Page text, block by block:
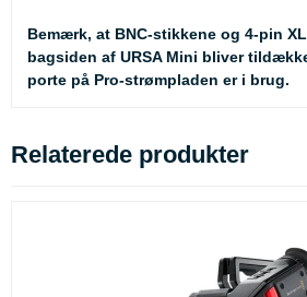
Bemærk, at BNC-stikkene og 4-pin
bagsiden af URSA Mini bliver
porte på Pro-strømpladen er i brug.
Relaterede produkter